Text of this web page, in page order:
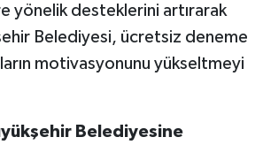
yönelik desteklerini artırarak
Belediyesi, ücretsiz deneme
motivasyonunu yükseltmeyi
Belediyesine